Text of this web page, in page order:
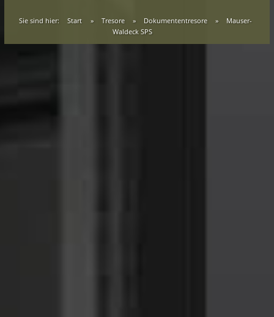
Sie sind hier: Start » Tresore » Dokumententresore »
Mauser-
Waldeck SPS